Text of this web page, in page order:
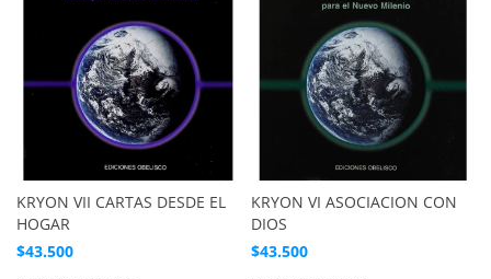
KRYON VII CARTAS DESDE EL
HOGAR
$43.500
KRYON VI ASOCIACION CON
DIOS
$43.500